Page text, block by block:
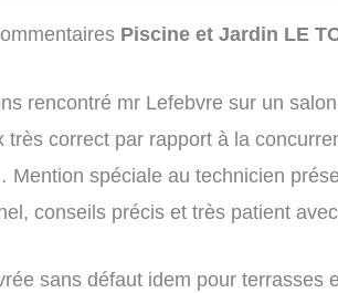
Piscine et Jardin LE
rencontré mr Lefebvre sur un
très correct par rapport à la
Mention spéciale au technicien
conseils précis et très patient
sans défaut idem pour terrasses